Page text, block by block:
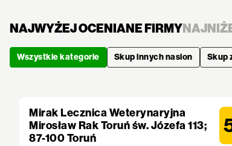
NAJWYŻEJ OCENIANE FIRMY
Wszystkie kategorie Skup innych nasion Skup
Mirak Lecznica Weterynaryjna
Mirosław Rak Toruń św. Józefa 113;
87-100 Toruń